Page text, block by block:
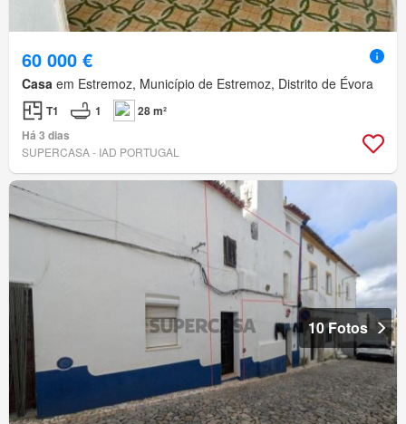
60 000 €
Casa em Estremoz, Município de Estremoz, Distrito de Évora
T1 1
28 m²
Há 3 dias
SUPERCASA - IAD PORTUGAL
10 Fotos